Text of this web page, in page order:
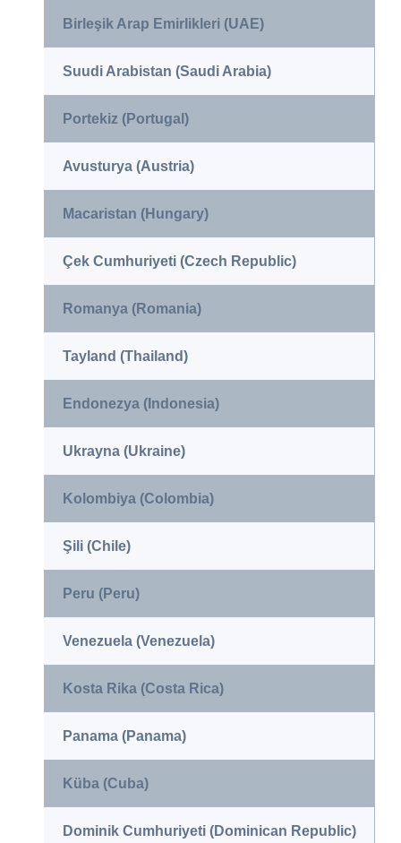
Birleşik Arap Emirlikleri (UAE)
Suudi Arabistan (Saudi Arabia)
Portekiz (Portugal)
Avusturya (Austria)
Macaristan (Hungary)
Çek Cumhuriyeti (Czech Republic)
Romanya (Romania)
Tayland (Thailand)
Endonezya (Indonesia)
Ukrayna (Ukraine)
Kolombiya (Colombia)
Şili (Chile)
Peru (Peru)
Venezuela (Venezuela)
Kosta Rika (Costa Rica)
Panama (Panama)
Küba (Cuba)
Dominik Cumhuriyeti (Dominican Republic)